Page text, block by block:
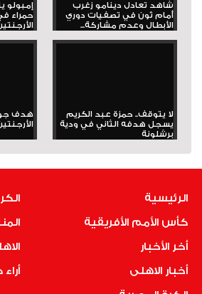
شاهد تعادل دينامو زغرب
أمام ثون في تصفيات دوري
الأبطال وعدم مشاركة...
إمبولو
حمراء
لا يتوقف.. حمزة عبد الكريم
يسجل هدفه الثاني في ودية
برشلونة
هدف
الرئيسية
كأس الأمم الأفريقية
أخر الأخبار
أخبار الاهلى